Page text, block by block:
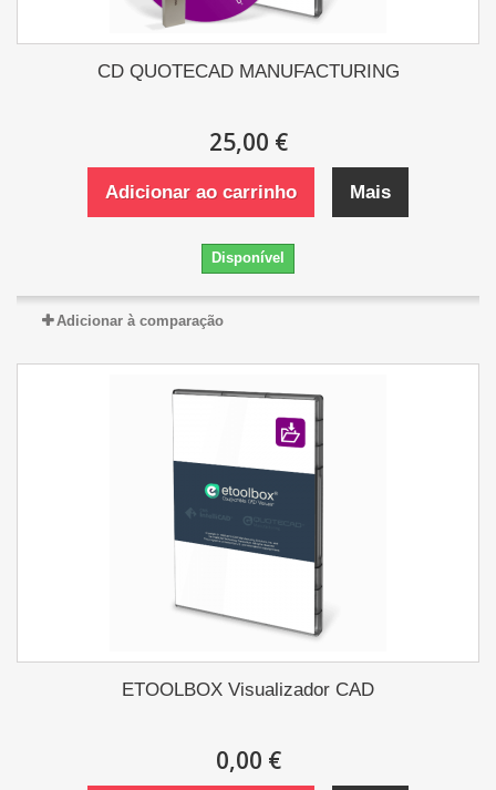
CD QUOTECAD MANUFACTURING
25,00 €
Adicionar ao carrinho Mais
Disponível
Adicionar à comparação
ETOOLBOX Visualizador CAD
0,00 €